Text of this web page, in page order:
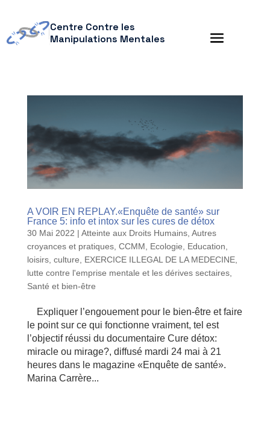
Centre Contre les
Manipulations Mentales
A VOIR EN REPLAY.«Enquête de santé» sur
France 5: info et intox sur les cures de détox
30 Mai 2022 | Atteinte aux Droits Humains, Autres
croyances et pratiques, CCMM, Ecologie, Education,
loisirs, culture, EXERCICE ILLEGAL DE LA MEDECINE,
lutte contre l'emprise mentale et les dérives sectaires,
Santé et bien-être
Expliquer l’engouement pour le bien-être et faire
le point sur ce qui fonctionne vraiment, tel est
l’objectif réussi du documentaire Cure détox:
miracle ou mirage?, diffusé mardi 24 mai à 21
heures dans le magazine «Enquête de santé».
Marina Carrère...